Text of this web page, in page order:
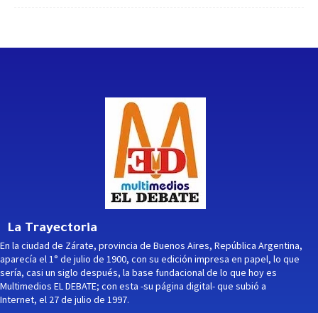
La Trayectoria
En la ciudad de Zárate, provincia de Buenos Aires, República Argentina,
aparecía el 1° de julio de 1900, con su edición impresa en papel, lo que
sería, casi un siglo después, la base fundacional de lo que hoy es
Multimedios EL DEBATE; con esta -su página digital- que subió a
Internet, el 27 de julio de 1997.